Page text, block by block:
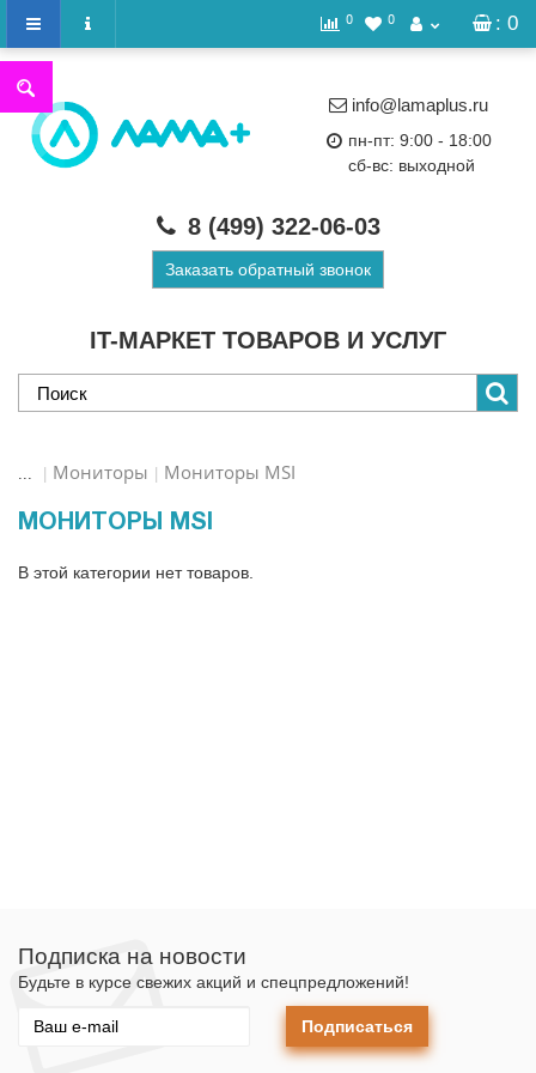
: 0
0 0
IT-МАРКЕТ ТОВАРОВ И УСЛУГ
info@lamaplus.ru
пн-пт: 9:00 - 18:00
сб-вс: выходной
8 (499) 322-06-03
Заказать обратный звонок
... Мониторы Мониторы MSI
МОНИТОРЫ MSI
В этой категории нет товаров.
Подписка на новости
Будьте в курсе свежих акций и спецпредложений!
Подписаться